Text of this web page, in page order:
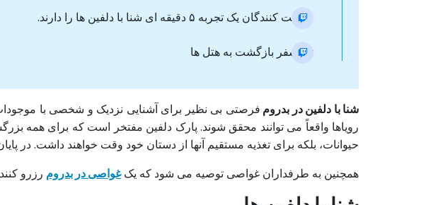
شرکت کنندگان یک تجربه ۵ دقیقه ای شنا با دلفین ها را دارند.
ترانسفر بازگشت به هتل ها
شنا با دلفین در بدروم فرصتی بی نظیر برای آشنایی نزدیک و شخصی با
رویاها واقعاً می توانند محقق شوند. پارک دلفین مفتخر است که برای همه
حیوانات، بلکه برای تغذیه مستقیم آنها از دستان خود وقت خواهند داشت. در
همچنین به طرفداران غواصی توصیه می شود که یکغواصی در بدروم رزرو